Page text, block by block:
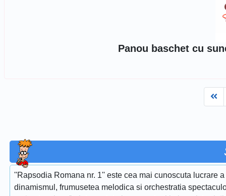
Panou baschet cu
''Rapsodia Romana nr. 1'' este cea mai cunoscuta lucrare
dinamismul, frumusetea melodica si orchestratia